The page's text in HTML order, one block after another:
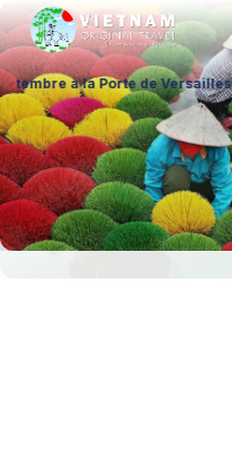
Porte de Versailles (Hall